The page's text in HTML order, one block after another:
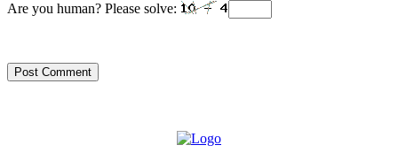
Are you human? Please solve: